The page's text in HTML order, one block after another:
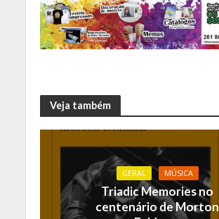
Veja também
GERAL MÚSICA
Triadic Memories no
centenário de Morton